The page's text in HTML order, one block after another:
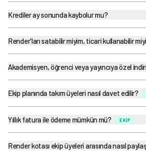
Krediler ay sonunda kaybolur mu?
Render'ları satabilir miyim, ticari kullanabilir
Akademisyen, öğrenci veya yayıncıya özel
Ekip planında takım üyeleri nasıl davet edilir?
Yıllık fatura ile ödeme mümkün mü? EKIP
Render kotası ekip üyeleri arasında nasıl